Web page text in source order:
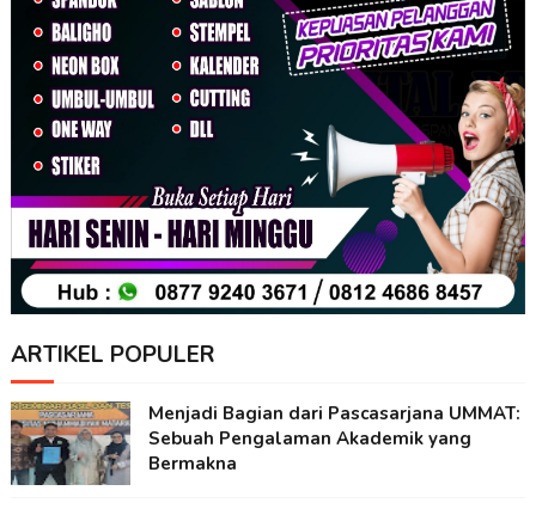
ARTIKEL POPULER
Menjadi Bagian dari Pascasarjana UMMAT:
Sebuah Pengalaman Akademik yang
Bermakna